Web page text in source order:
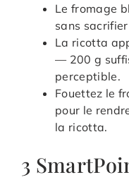
Le fromage
sans
La ricotta
— 200 g
perceptible.
Fouettez le
pour le
la ricotta.
3